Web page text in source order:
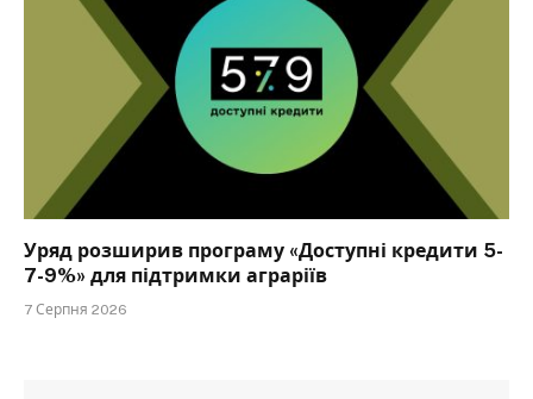
Уряд розширив програму «Доступні кредити 5-
7-9%» для підтримки аграріїв
7 Серпня 2026